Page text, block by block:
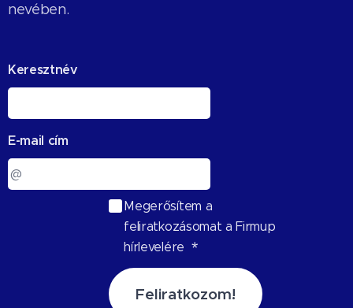
nevében.
Keresztnév
E-mail cím
Megerősítem a
feliratkozásomat a Firmup
hírlevelére
Feliratkozom!